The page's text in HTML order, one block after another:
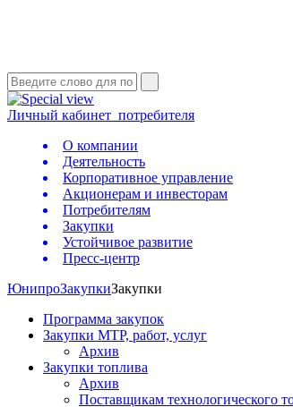
Личный кабинет потребителя
О компании
Деятельность
Корпоративное управление
Акционерам и инвесторам
Потребителям
Закупки
Устойчивое развитие
Пресс-центр
ЮнипроЗакупкиЗакупки
Программа закупок
Закупки МТР, работ, услуг
Архив
Закупки топлива
Архив
Поставщикам технологического